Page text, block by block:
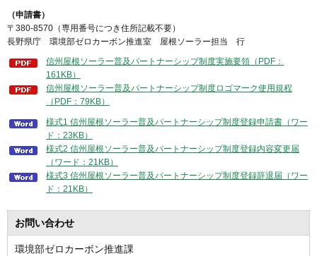
（申請書）
〒380-8570（専用番号につき住所記載不要）
長野県庁 環境部ゼロカーボン推進室 屋根ソーラー担当 行
信州屋根ソーラー普及パートナーシップ制度実施要領（PDF：
161KB）
信州屋根ソーラー普及パートナーシップ制度ロゴマーク使用規程
（PDF：79KB）
様式1 信州屋根ソーラー普及パートナーシップ制度登録申請書（ワー
ド：23KB）
様式2 信州屋根ソーラー普及パートナーシップ制度登録内容変更届
（ワード：21KB）
様式3 信州屋根ソーラー普及パートナーシップ制度登録辞退届（ワー
ド：21KB）
お問い合わせ
環境部ゼロカーボン推進課